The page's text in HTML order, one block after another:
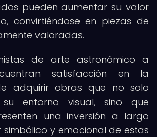
pueden aumentar su valor
convirtiéndose en piezas de
valoradas.
de arte astronómico a
satisfacción en la
adquirir obras que no solo
su entorno visual, sino que
una inversión a largo
simbólico y emocional de estas